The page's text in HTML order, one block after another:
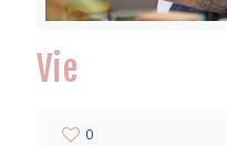
Vie
0